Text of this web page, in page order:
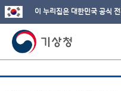
이 누리집은 대한민국 공식